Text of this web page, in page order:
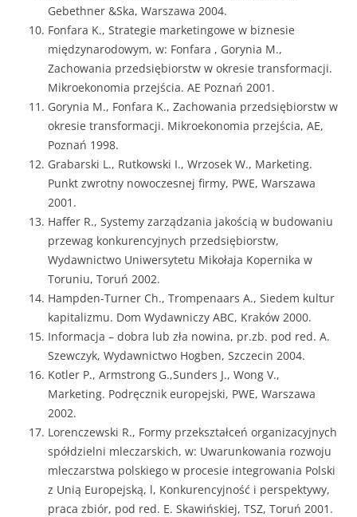
Gebethner &Ska, Warszawa 2004.
Fonfara K., Strategie marketingowe w biznesie
międzynarodowym, w: Fonfara , Gorynia M.,
Zachowania przedsiębiorstw w okresie transformacji.
Mikroekonomia przejścia. AE Poznań 2001.
Gorynia M., Fonfara K., Zachowania przedsiębiorstw w
okresie transformacji. Mikroekonomia przejścia, AE,
Poznań 1998.
Grabarski L., Rutkowski I., Wrzosek W., Marketing.
Punkt zwrotny nowoczesnej firmy, PWE, Warszawa
2001.
Haffer R., Systemy zarządzania jakością w budowaniu
przewag konkurencyjnych przedsiębiorstw,
Wydawnictwo Uniwersytetu Mikołaja Kopernika w
Toruniu, Toruń 2002.
Hampden-Turner Ch., Trompenaars A., Siedem kultur
kapitalizmu. Dom Wydawniczy ABC, Kraków 2000.
Informacja – dobra lub zła nowina, pr.zb. pod red. A.
Szewczyk, Wydawnictwo Hogben, Szczecin 2004.
Kotler P., Armstrong G.,Sunders J., Wong V.,
Marketing. Podręcznik europejski, PWE, Warszawa
2002.
Lorenczewski R., Formy przekształceń organizacyjnych
spółdzielni mleczarskich, w: Uwarunkowania rozwoju
mleczarstwa polskiego w procesie integrowania Polski
z Unią Europejską, l, Konkurencyjność i perspektywy,
praca zbiór, pod red. E. Skawińskiej, TSZ, Toruń 2001.